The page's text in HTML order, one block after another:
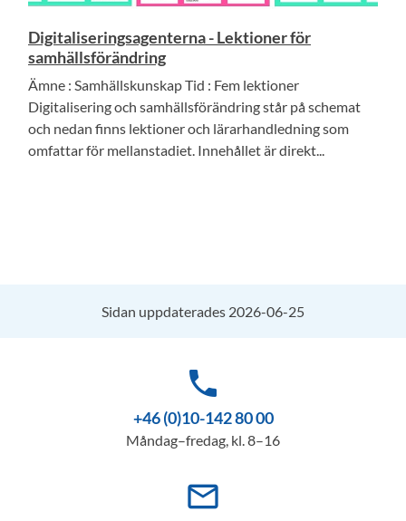
Digitaliseringsagenterna - Lektioner för
samhällsförändring
Ämne : Samhällskunskap Tid : Fem lektioner
Digitalisering och samhällsförändring står på schemat
och nedan finns lektioner och lärarhandledning som
omfattar för mellanstadiet. Innehållet är direkt...
Sidan uppdaterades 2026-06-25
phone
+46 (0)10-142 80 00
Måndag–fredag, kl. 8–16
mail_outline